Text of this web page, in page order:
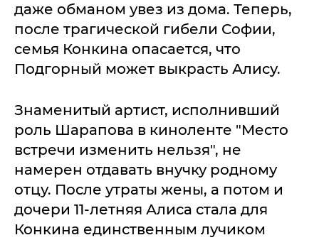
даже обманом увез из дома. Теперь,
после трагической гибели Софии,
семья Конкина опасается, что
Подгорный может выкрасть Алису.
Знаменитый артист, исполнивший
роль Шарапова в киноленте "Место
встречи изменить нельзя", не
намерен отдавать внучку родному
отцу. После утраты жены, а потом и
дочери 11-летняя Алиса стала для
Конкина единственным лучиком